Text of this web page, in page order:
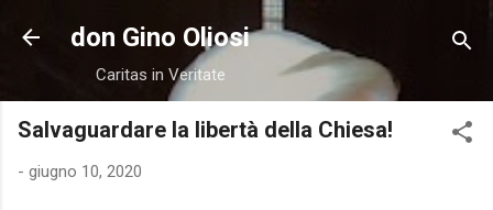
Passa ai contenuti principali
don Gino Oliosi
Caritas in Veritate
Salvaguardare la libertà della Chiesa!
- giugno 10, 2020